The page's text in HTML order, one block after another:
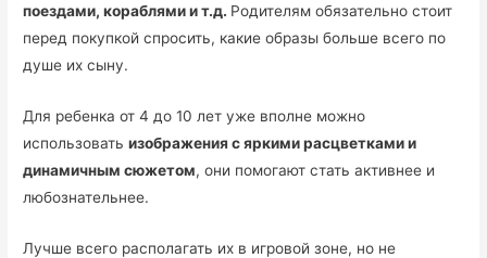
поездами, кораблями и т.д. Родителям обязательно стоит
перед покупкой спросить, какие образы больше всего по
душе их сыну.
Для ребенка от 4 до 10 лет уже вполне можно
использоватьизображения с яркими расцветками и
динамичным сюжетом, они помогают стать активнее и
любознательнее.
Лучше всего располагать их в игровой зоне, но не